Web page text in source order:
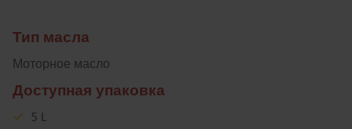
Тип масла
Моторное масло
Доступная упаковка
5 L